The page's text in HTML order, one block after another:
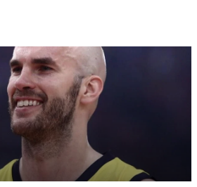
την νέα σεζόν στην Euroleague.
ως κατόχου της Αδριατικής
με τον Ερυθρό Αστέρα,
να πληρώνει στη
ευρώ και να εξασφαλίζει την
επόμενη περίοδο.
να ανακοινωθεί και επίσημα,
επόμενο χρονικό διάστημα, όπου
συμμετοχή της Βαλένθια ή της